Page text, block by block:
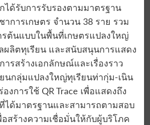
ได้รับการรับรองตามมาตรฐาน
าการเกษตร จำนวน 38 ราย รวม
รต้นแบบในพื้นที่เกษตรแปลงใหญ่
ผลิตทุเรียน และสนับสนุนการแสดง
ารสร้างเอกลักษณ์และเรื่องราว
ยนกลุ่มแปลงใหญ่ทุเรียนท่ากุ่ม-เนิน
งการใช้ QR Trace เพื่อแสดงถึง
ได้มาตรฐานและสามารถตามสอบ
สร้างความเชื่อมั่นให้กับผู้บริโภค